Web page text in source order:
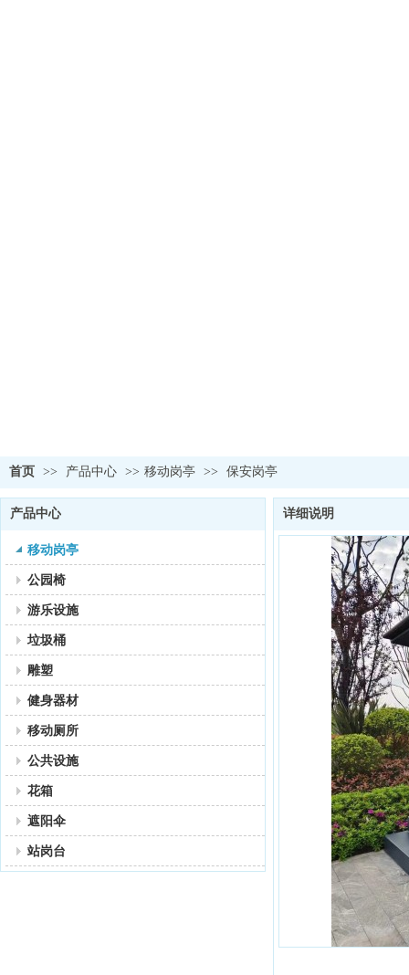
首页 >> 产品中心 >> 移动岗亭 >> 保安岗亭
产品中心
移动岗亭
公园椅
游乐设施
垃圾桶
雕塑
健身器材
移动厕所
公共设施
花箱
遮阳伞
站岗台
详细说明